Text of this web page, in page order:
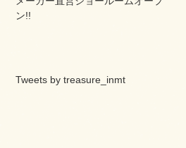
ン!!
Tweets by treasure_inmt